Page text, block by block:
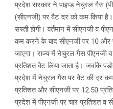
प्रदेश सरकार ने पाइप्ड नेचुरल गैस
(सीएनजी) पर वैट दर को कम किया
सस्ती होगी। वर्तमान में सीएनजी व
कम करने के बाद सीएनजी पर 10 और
जाएगा। राज्य में नेचुरल गैस पीएनजी व
प्रतिशत वैट लिया जाता है। जबकि
प्रदेश में नेचुरल गैस पर वैट की दर कम
प्रतिशत और सीएनजी पर 12.50
प्रदेश में पीएनजी पर चार प्रतिशत व